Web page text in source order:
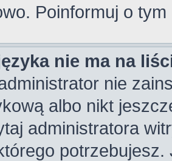
Poinformuj o
nie ma na
nie
albo nikt
administratora